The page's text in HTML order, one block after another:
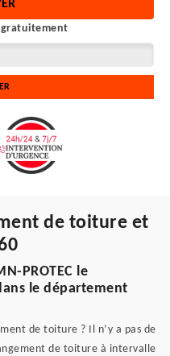
de toiture et
PROTEC le
le département
de toiture ? Il n’y a pas de
de toiture à intervalle